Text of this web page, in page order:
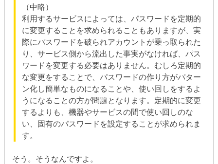
（中略）
利用するサービスによっては、パスワードを定期的
に変更することを求められることもありますが、実
際にパスワードを破られアカウントが乗っ取られた
り、サービス側から流出した事実がなければ、パス
ワードを変更する必要はありません。むしろ定期的
な変更をすることで、パスワードの作り方がパター
ン化し簡単なものになることや、使い回しをするよ
うになることの方が問題となります。定期的に変更
するよりも、機器やサービスの間で使い回しのな
い、固有のパスワードを設定することが求められま
す。
そう。そうなんですよ。